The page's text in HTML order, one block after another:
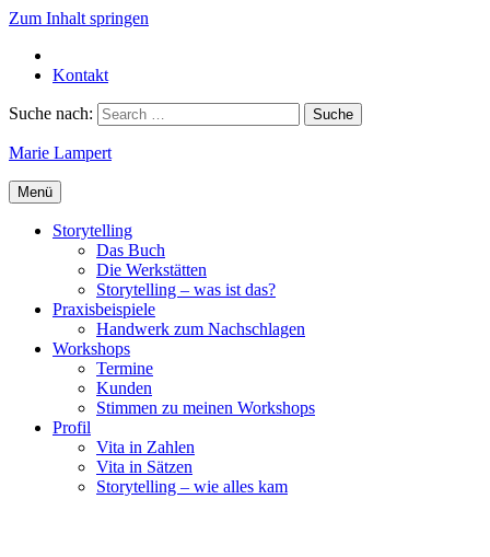
Zum Inhalt springen
Kontakt
Suche nach:
Marie Lampert
Menü
Storytelling
Das Buch
Die Werkstätten
Storytelling – was ist das?
Praxisbeispiele
Handwerk zum Nachschlagen
Workshops
Termine
Kunden
Stimmen zu meinen Workshops
Profil
Vita in Zahlen
Vita in Sätzen
Storytelling – wie alles kam